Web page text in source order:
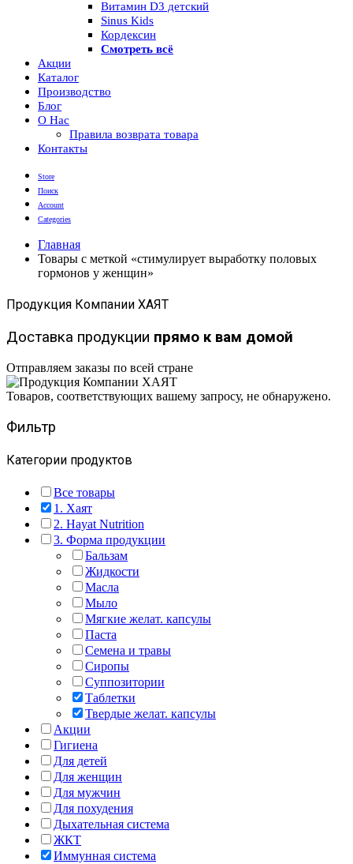
Витамин D3 детский
Sinus Kids
Кордексин
Смотреть всё
Акции
Каталог
Производство
Блог
О Нас
Правила возврата товара
Контакты
Store
Поиск
Account
Categories
Главная
Товары с меткой «стимулирует выработку половых
гормонов у женщин»
Продукция Компании ХАЯТ
Доставка продукции прямо к вам домой
Отправляем заказы по всей стране
Товаров, соответствующих вашему запросу, не обнаружено.
Фильтр
Категории продуктов
Все товары
1. Хаят
2. Hayat Nutrition
3. Форма продукции
Бальзам
Жидкости
Масла
Мыло
Мягкие желат. капсулы
Паста
Семена и травы
Сиропы
Суппозитории
Таблетки
Твердые желат. капсулы
Акции
Гигиена
Для детей
Для женщин
Для мужчин
Для похудения
Дыхательная система
ЖКТ
Иммунная система